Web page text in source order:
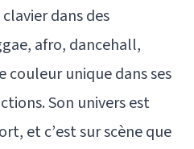
dans des
afro, dancehall,
unique dans ses
Son univers est
et c’est sur scène que